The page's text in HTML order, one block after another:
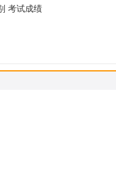
考试成绩